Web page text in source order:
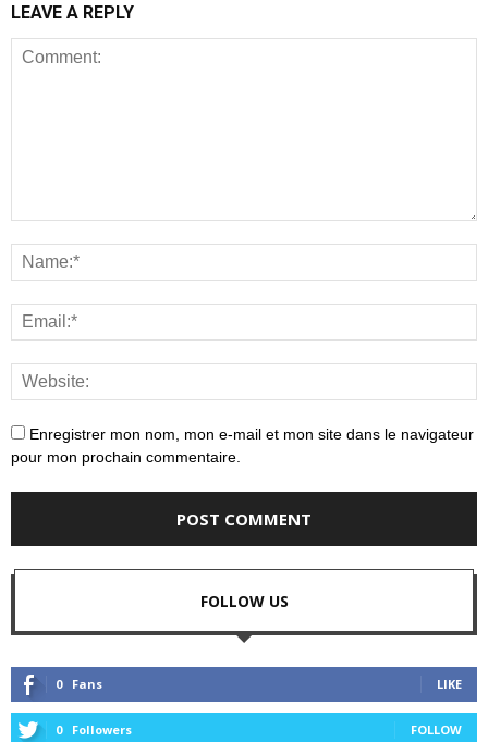
LEAVE A REPLY
Enregistrer mon nom, mon e-mail et mon site dans le navigateur
pour mon prochain commentaire.
FOLLOW US
0 Fans LIKE
0 Followers FOLLOW